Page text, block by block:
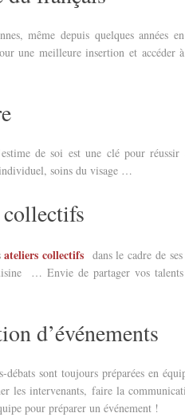
même depuis quelques
une meilleure insertion et
de soi est une clé pour
soins du visage …
ateliers collectifs dans le cadre de
… Envie de partager vos
d’événements
débats sont toujours préparées en
les intervenants, faire la
pour préparer un événement !